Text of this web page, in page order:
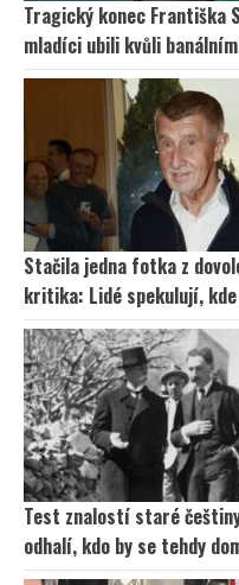
Tragický konec
mladíci ubili kvůli
Stačila jedna fotka z
kritika: Lidé spekulují,
Test znalostí staré
odhalí, kdo by se tehdy